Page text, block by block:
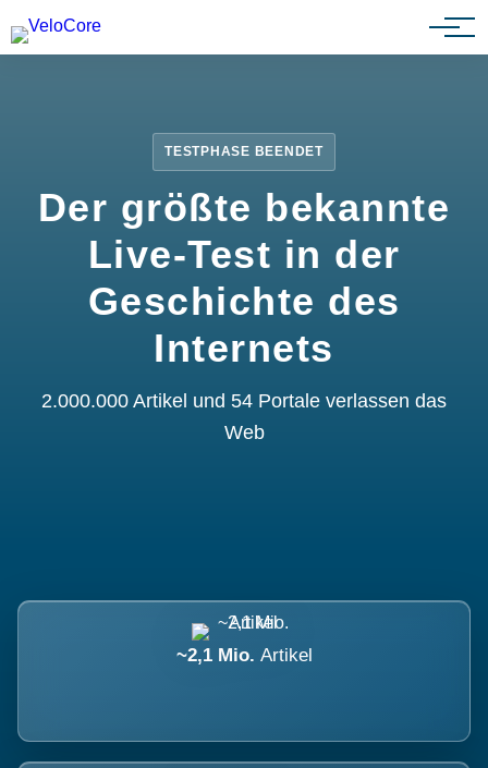
Partnerprogramm
TESTPHASE BEENDET
Der größte bekannte
Live-Test in der
Geschichte des
Internets
2.000.000 Artikel und 54 Portale verlassen das
Web
~2,1 Mio. Artikel